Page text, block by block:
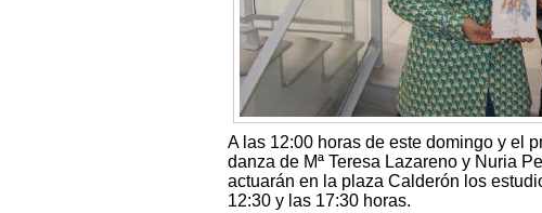
A las 12:00 horas de este domingo y el
danza de Mª Teresa Lazareno y Nuria
actuarán en la plaza Calderón los
12:30 y las 17:30 horas.